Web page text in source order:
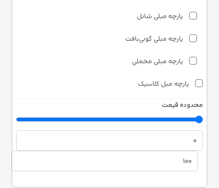
پارچه مبلی شانل
پارچه مبلی گونی‌بافت
پارچه مبلی مخملی
پارچه مبل کلاسیک
پارچه مبلی ساتن
پارچه مبلی شانل
پارچه مبلی مخمل
دونری هوم
محدوده قیمت